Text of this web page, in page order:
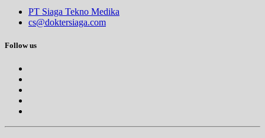
PT Siaga Tekno Medika
cs@doktersiaga.com
Follow us